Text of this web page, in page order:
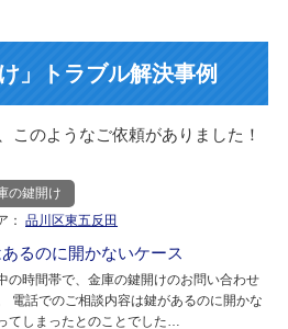
」トラブル解決事例
このようなご依頼がありました！
の鍵開け
： 品川区東五反田
るのに開かないケース
の時間帯で、金庫の鍵開けのお問い合わせ
電話でのご相談内容は鍵があるのに開かな
てしまったとのことでした…